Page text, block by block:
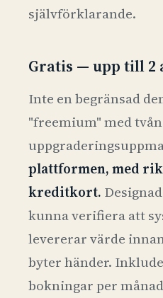
självförklarande.
Gratis — upp till 2
Inte en begränsad
"freemium" med
plattformen, med
kreditkort.
kunna verifiera att
levererar värde
byter händer.
bokningar per